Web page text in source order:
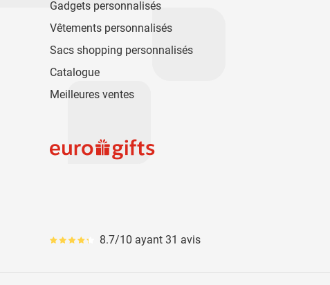
Gadgets personnalisés
Vêtements personnalisés
Sacs shopping personnalisés
Catalogue
Meilleures ventes
Le pourcentage moyen d'avis est de 87
8.7/10 ayant 31 avis